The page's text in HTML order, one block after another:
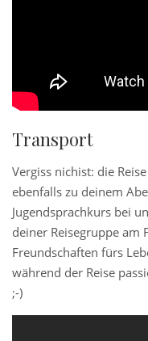
Transport
Vergiss nichist: die
ebenfalls zu deinem
Jugendsprachkurs bei
deiner Reisegruppe am
Freundschaften fürs
während der Reise
;-)